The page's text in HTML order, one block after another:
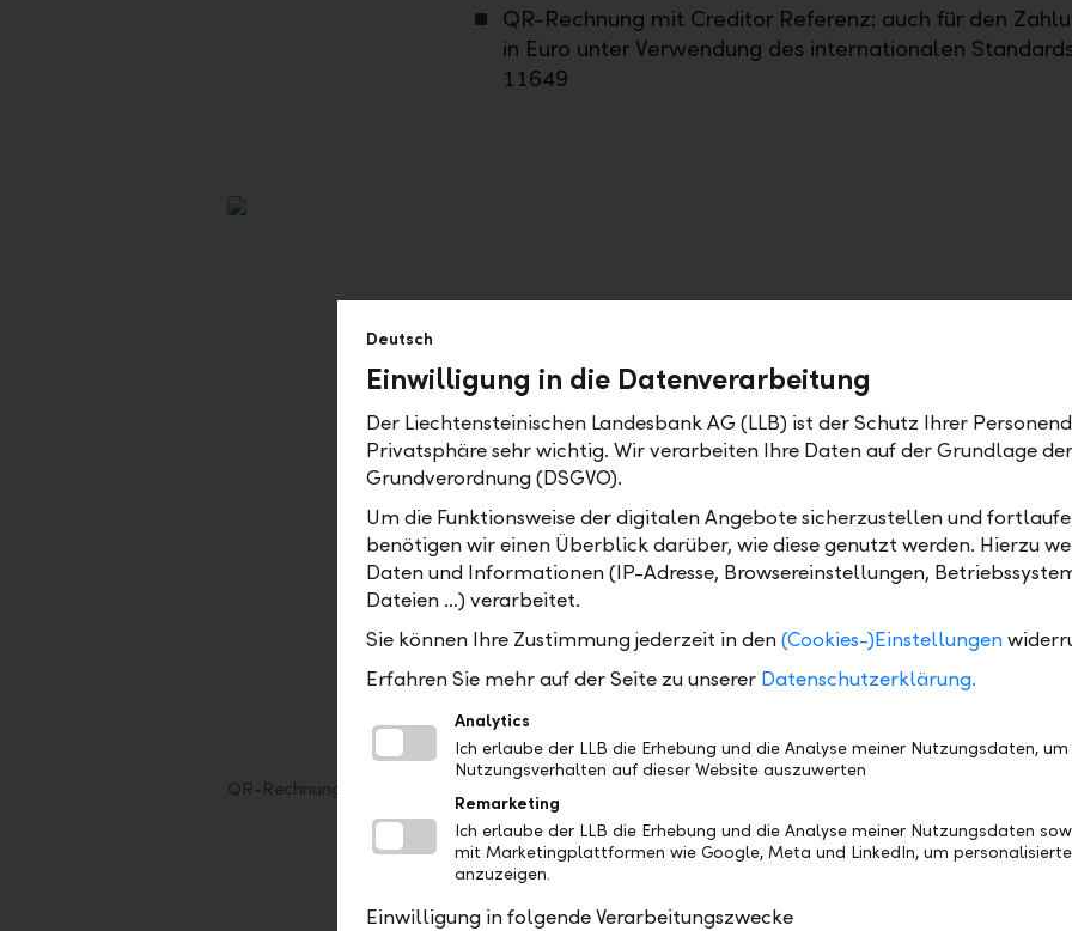
QR-Rechnung mit Creditor Referenz: auch für den
in Euro unter Verwendung des internationalen
11649
QR-Rechnung mit QR-Referenz (ersetzt den ESR)
Deutsch
Einwilligung in die Datenverarbeitung
Der Liechtensteinischen Landesbank AG (LLB) ist der Schutz Ihrer
Privatsphäre sehr wichtig. Wir verarbeiten Ihre Daten auf der Grundlage
Grundverordnung (DSGVO).
Um die Funktionsweise der digitalen Angebote sicherzustellen und
benötigen wir einen Überblick darüber, wie diese genutzt werden. Hierzu
Daten und Informationen (IP-Adresse, Browsereinstellungen,
Dateien …) verarbeitet.
Sie können Ihre Zustimmung jederzeit in den(Cookies-)Einstellungen
Erfahren Sie mehr auf der Seite zu unserer Datenschutzerklärung.
Analytics
Ich erlaube der LLB die Erhebung und die Analyse meiner Nutzungsdaten,
Nutzungsverhalten auf dieser Website auszuwerten
Remarketing
Ich erlaube der LLB die Erhebung und die Analyse meiner Nutzungsdaten
mit Marketingplattformen wie Google, Meta und LinkedIn, um
anzuzeigen.
Einwilligung in folgende Verarbeitungszwecke